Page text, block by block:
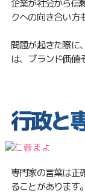
企業が社会から信
クへの向き合い方
問題が起きた際に
は、ブランド価値
行政と
専門家の言葉は正
ることがあります。